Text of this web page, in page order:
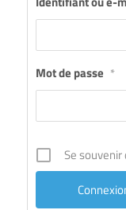
Mot de passe *
Se